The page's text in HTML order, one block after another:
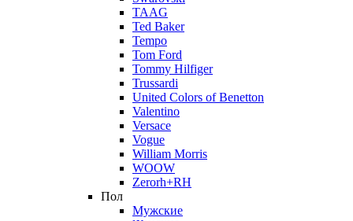
TAAG
Ted Baker
Tempo
Tom Ford
Tommy Hilfiger
Trussardi
United Colors of Benetton
Valentino
Versace
Vogue
William Morris
WOOW
Zerorh+RH
Пол
Мужские